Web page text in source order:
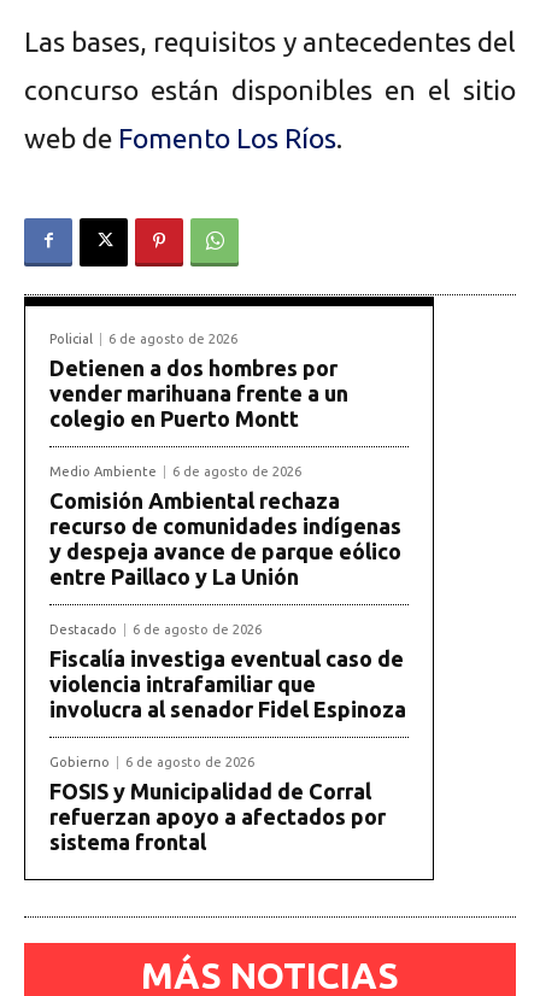
Las bases, requisitos y antecedentes del
concurso están disponibles en el sitio
web de Fomento Los Ríos.
Policial 6 de agosto de 2026
Detienen a dos hombres por
vender marihuana frente a un
colegio en Puerto Montt
Medio Ambiente 6 de agosto de 2026
Comisión Ambiental rechaza
recurso de comunidades indígenas
y despeja avance de parque eólico
entre Paillaco y La Unión
Destacado 6 de agosto de 2026
Fiscalía investiga eventual caso de
violencia intrafamiliar que
involucra al senador Fidel Espinoza
Gobierno 6 de agosto de 2026
FOSIS y Municipalidad de Corral
refuerzan apoyo a afectados por
sistema frontal
MÁS NOTICIAS